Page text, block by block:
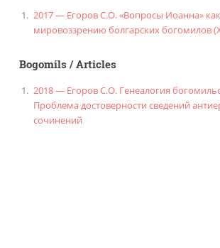
2017 — Егоров С.О. «Вопросы Иоанна»
мировоззрению болгарских богомилов
Bogomils/Articles
2018 — Егоров С.О. Генеалогия
Проблема достоверности сведений
сочинений